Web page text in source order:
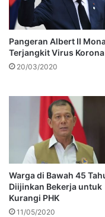
Pangeran Albert II
Terjangkit Virus Korona
20/03/2020
Warga di Bawah 45
Diijinkan Bekerja untuk
Kurangi PHK
11/05/2020